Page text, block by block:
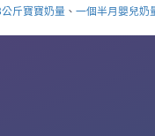
斤寶寶奶量 、一個半月嬰兒奶